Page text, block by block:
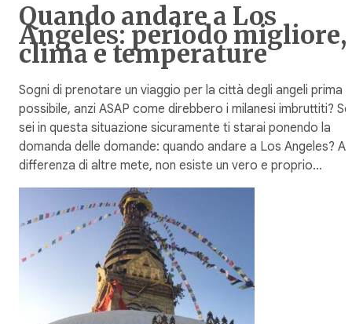
Quando andare a Los
Angeles: periodo migliore,
clima e temperature
Sogni di prenotare un viaggio per la città degli angeli prima
possibile, anzi ASAP come direbbero i milanesi imbruttiti? Se
sei in questa situazione sicuramente ti starai ponendo la
domanda delle domande: quando andare a Los Angeles? A
differenza di altre mete, non esiste un vero e proprio…